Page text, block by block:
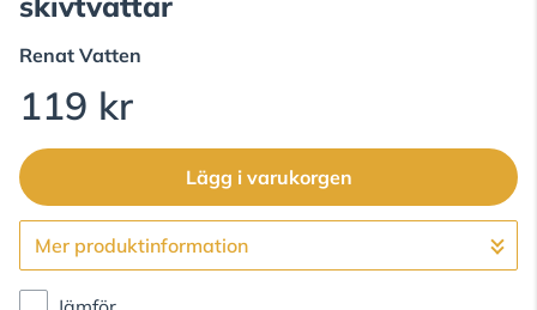
Renat Vatten
119 kr
Lägg i varukorgen
Gå till kassan
Mer produktinformation